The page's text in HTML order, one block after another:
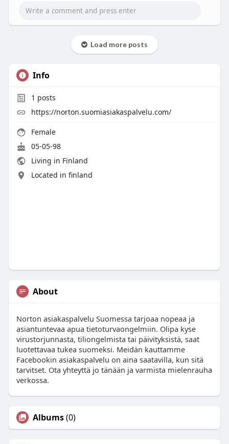
Load more posts
Info
1 posts
https://norton.suomiasiakaspalvelu.com/
Female
05-05-98
Living in Finland
Located in finland
About
Norton asiakaspalvelu Suomessa tarjoaa nopeaa ja
asiantuntevaa apua tietoturvaongelmiin. Olipa kyse
virustorjunnasta, tiliongelmista tai päivityksistä, saat
luotettavaa tukea suomeksi. Meidän kauttamme
Facebookin asiakaspalvelu on aina saatavilla, kun sitä
tarvitset. Ota yhteyttä jo tänään ja varmista mielenrauha
verkossa.
Albums(0)